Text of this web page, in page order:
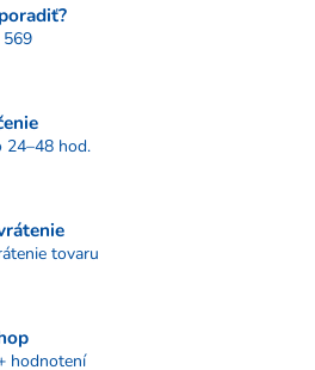
24–48 hod.
tovaru
hodnotení